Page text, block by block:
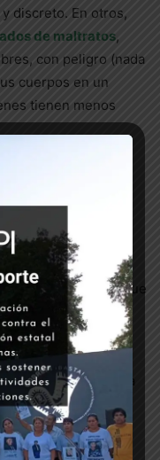
discreto. En otros,
de maltratos,
con peligro (nada
cuerpos en un
tienen menos
el índice de
gestantes las que
han muerto
de abortos
de nuestros
que perpetúa
cansamos de
gestantes,
y libertad para